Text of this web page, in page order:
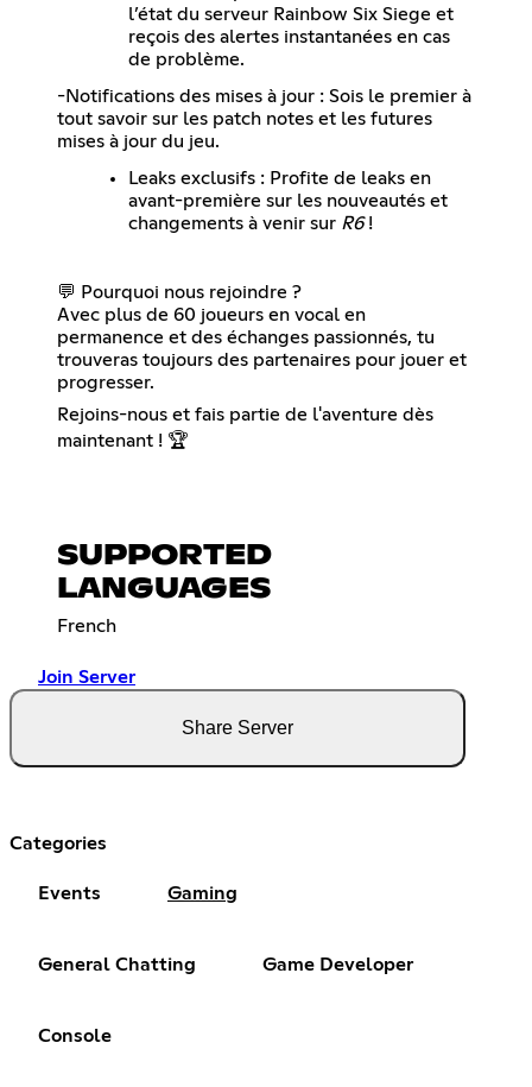
l’état du serveur Rainbow Six Siege et
reçois des alertes instantanées en cas
de problème.
-Notifications des mises à jour : Sois le premier à
tout savoir sur les patch notes et les futures
mises à jour du jeu.
Leaks exclusifs : Profite de leaks en
avant-première sur les nouveautés et
changements à venir sur R6!
💬 Pourquoi nous rejoindre ?
Avec plus de 60 joueurs en vocal en
permanence et des échanges passionnés, tu
trouveras toujours des partenaires pour jouer et
progresser.
Rejoins-nous et fais partie de l'aventure dès
maintenant ! 🏆
SUPPORTED
LANGUAGES
French
Join Server
Share Server
Categories
Events Gaming
General Chatting Game Developer
Console